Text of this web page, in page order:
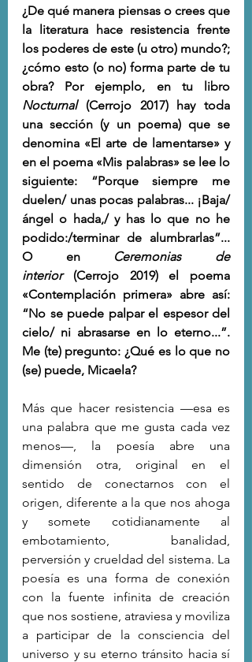
¿De qué manera piensas o crees que
la literatura hace resistencia frente
los poderes de este (u otro) mundo?;
¿cómo esto (o no) forma parte de tu
Nocturnal (Cerrojo 2017) hay toda
una sección (y un poema) que se
denomina «El arte de lamentarse» y
en el poema «Mis palabras» se lee lo
siguiente: “Porque siempre me
duelen/ unas pocas palabras... ¡Baja/
ángel o hada,/ y has lo que no he
podido:/terminar de alumbrarlas”...
O en Ceremonias de
interior (Cerrojo 2019) el poema
«Contemplación primera» abre así:
“No se puede palpar el espesor del
cielo/ ni abrasarse en lo eterno...”.
Me (te) pregunto: ¿Qué es lo que no
(se) puede, Micaela?
Más que hacer resistencia —esa es
una palabra que me gusta cada vez
menos—, la poesía abre una
dimensión otra, original en el
sentido de conectarnos con el
origen, diferente a la que nos ahoga
y somete cotidianamente al
embotamiento, banalidad,
perversión y crueldad del sistema. La
poesía es una forma de conexión
con la fuente infinita de creación
que nos sostiene, atraviesa y moviliza
a participar de la consciencia del
universo y su eterno tránsito hacia sí